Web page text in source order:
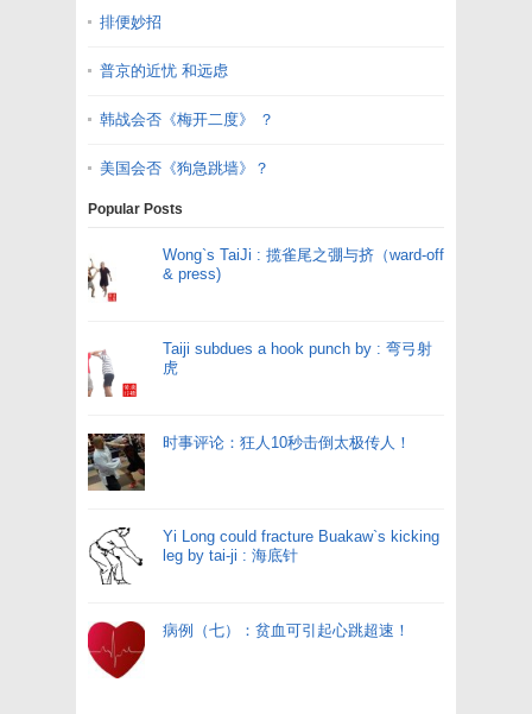
排便妙招
普京的近忧 和远虑
韩战会否《梅开二度》 ？
美国会否《狗急跳墙》？
Popular Posts
Wong`s TaiJi : 揽雀尾之弸与挤（ward-off
& press)
Taiji subdues a hook punch by : 弯弓射
虎
时事评论：狂人10秒击倒太极传人！
Yi Long could fracture Buakaw`s kicking
leg by tai-ji : 海底针
病例（七）：贫血可引起心跳超速！